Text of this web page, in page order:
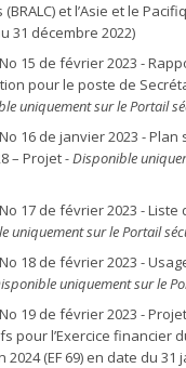
et l’Asie et le
31 décembre 2022)
15 de février 2023 -
pour le poste de
uniquement sur le Portail
16 de janvier 2023 - Plan
– Projet- Disponible
17 de février 2023 -
uniquement sur le Portail
18 de février 2023 -
uniquement sur le
19 de février 2023 -
pour l’Exercice financier
2024 (EF 69) en date du 31